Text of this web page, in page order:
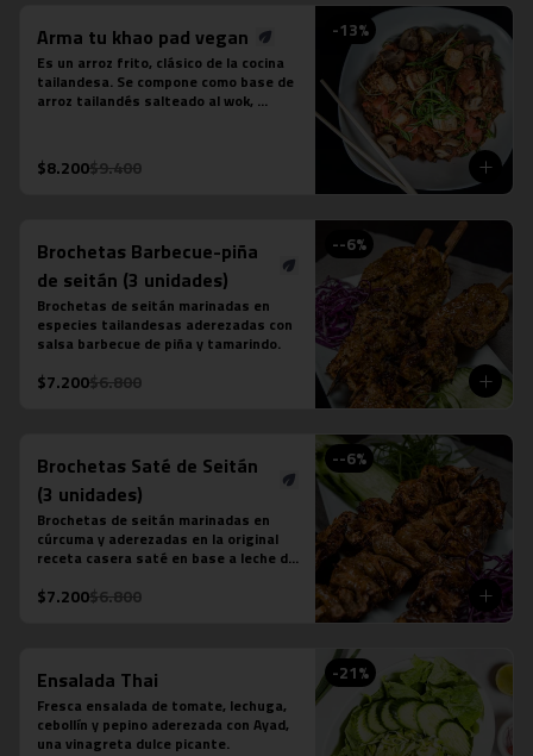
-13%
Arma tu khao pad vegan
Es un arroz frito, clásico de la cocina
tailandesa. Se compone como base de
arroz tailandés salteado al wok,
contiene salsa de ostra ni salsa de
pescado.
$8.200$9.400
--6%
Brochetas Barbecue-piña
de seitán (3 unidades)
Brochetas de seitán marinadas en
especies tailandesas aderezadas con
salsa barbecue de piña y tamarindo.
$7.200$6.800
--6%
Brochetas Saté de Seitán
(3 unidades)
Brochetas de seitán marinadas en
cúrcuma y aderezadas en la original
receta casera saté en base a leche de
cilantro, tamarindo y ají.
$7.200$6.800
-21%
Ensalada Thai
Fresca ensalada de tomate, lechuga,
cebollín y pepino aderezada con Ayad,
una vinagreta dulce picante.